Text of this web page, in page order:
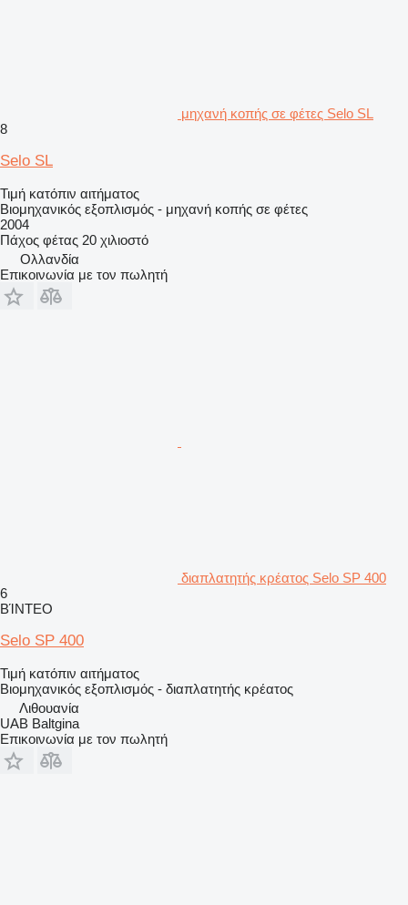
μηχανή κοπής σε φέτες Selo SL
8
Selo SL
Τιμή κατόπιν αιτήματος
Βιομηχανικός εξοπλισμός - μηχανή κοπής σε φέτες
2004
Πάχος φέτας 20 χιλιοστό
Ολλανδία
Επικοινωνία με τον πωλητή
διαπλατητής κρέατος Selo SP 400
6
ΒΊΝΤΕΟ
Selo SP 400
Τιμή κατόπιν αιτήματος
Βιομηχανικός εξοπλισμός - διαπλατητής κρέατος
Λιθουανία
UAB Baltgina
Επικοινωνία με τον πωλητή